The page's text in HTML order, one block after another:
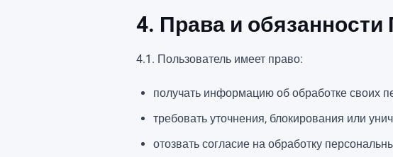
4. Права и обязанности
4.1. Пользователь имеет право:
получать информацию об обработке своих
требовать уточнения, блокирования или
отозвать согласие на обработку